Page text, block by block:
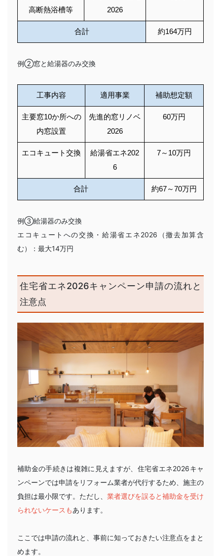
高断熱浴槽等
2026
合計 約164万円
例②窓と給湯器のみ交換
工事内容 適用事業 補助想定額
主要窓10か所への
内窓設置
先進的窓リノベ
2026
60万円
エコキュート交換
給湯省エネ202
6
7～10万円
合計 約67～70万円
例③給湯器のみ交換
エコキュートへの交換・給湯省エネ2026（撤去加算含
む）：最大14万円
住宅省エネ2026キャンペーン申請の流れと
注意点
補助金の手続きは複雑に見えますが、住宅省エネ2026キャ
ンペーンでは申請をリフォーム業者が代行するため、施主の
負担は最小限です。ただし、 業者選びを誤ると補助金を受け
られないケースもあります。
ここでは申請の流れと、事前に知っておきたい注意点をまと
めます。